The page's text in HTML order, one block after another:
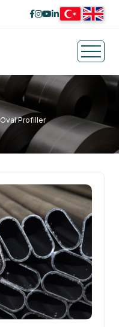
Oval Profiller